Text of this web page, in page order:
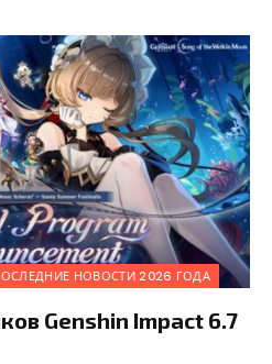
НОВОСТИ 2026 ГОДА
Genshin Impact 6.7